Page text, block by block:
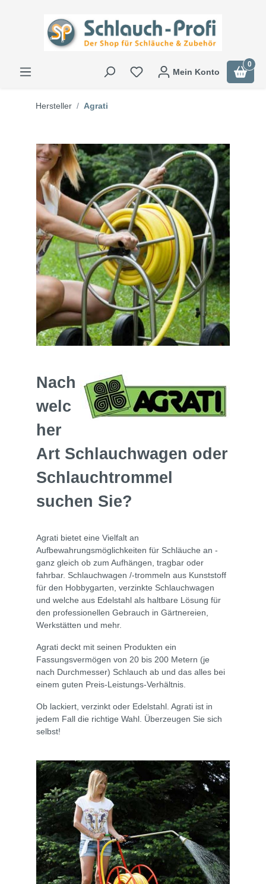
Mein Konto
0
Hersteller Agrati
Nach
welc
her
Art Schlauchwagen oder
Schlauchtrommel
suchen Sie?
Agrati bietet eine Vielfalt an
Aufbewahrungsmöglichkeiten für Schläuche an -
ganz gleich ob zum Aufhängen, tragbar oder
fahrbar. Schlauchwagen /-trommeln aus Kunststoff
für den Hobbygarten, verzinkte Schlauchwagen
und welche aus Edelstahl als haltbare Lösung für
den professionellen Gebrauch in Gärtnereien,
Werkstätten und mehr.
Agrati deckt mit seinen Produkten ein
Fassungsvermögen von 20 bis 200 Metern (je
nach Durchmesser) Schlauch ab und das alles bei
einem guten Preis-Leistungs-Verhältnis.
Ob lackiert, verzinkt oder Edelstahl. Agrati ist in
jedem Fall die richtige Wahl. Überzeugen Sie sich
selbst!